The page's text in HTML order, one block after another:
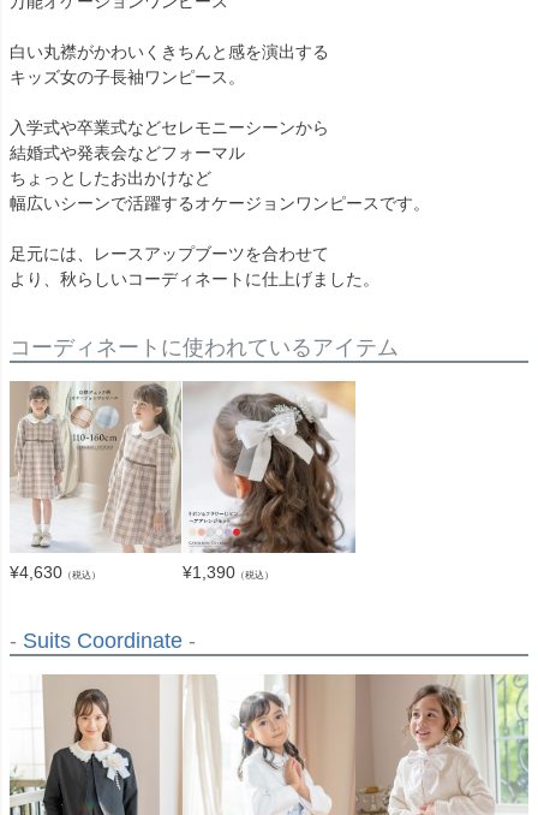
白い丸襟がかわいくきちんと感を演出する
キッズ女の子長袖ワンピース。
入学式や卒業式などセレモニーシーンから
結婚式や発表会などフォーマル
ちょっとしたお出かけなど
幅広いシーンで活躍するオケージョンワンピースです。
足元には、レースアップブーツを合わせて
より、秋らしいコーディネートに仕上げました。
コーディネートに使われているアイテム
¥4,630 （税込） ¥1,390 （税込）
- Suits Coordinate -